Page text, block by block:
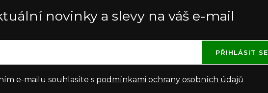
novinky a slevy na váš e-mail
e-mailu souhlasíte s podmínkami ochrany osobních údajů
PŘIHLÁSIT SE